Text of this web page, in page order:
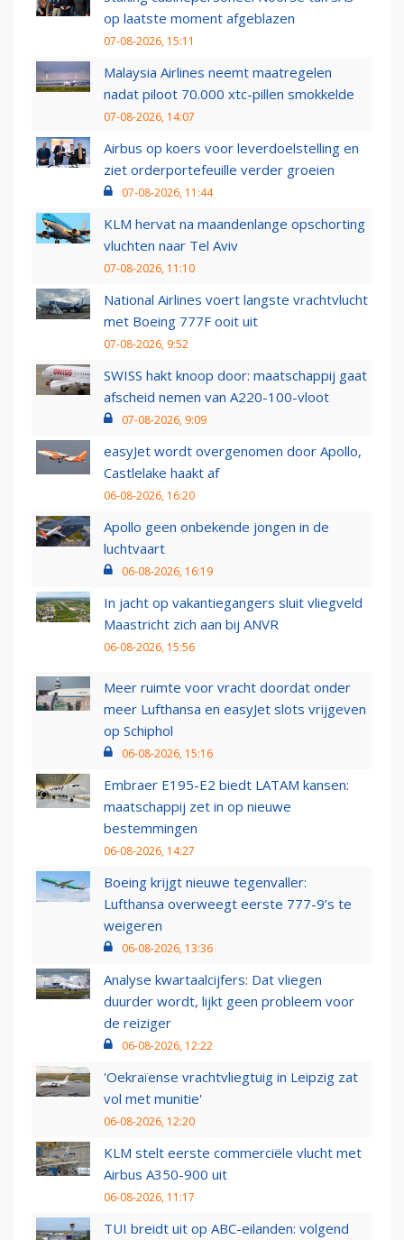
op laatste moment afgeblazen
07-08-2026, 15:11
Malaysia Airlines neemt maatregelen
nadat piloot 70.000 xtc-pillen smokkelde
07-08-2026, 14:07
Airbus op koers voor leverdoelstelling en
ziet orderportefeuille verder groeien
07-08-2026, 11:44
KLM hervat na maandenlange opschorting
vluchten naar Tel Aviv
07-08-2026, 11:10
National Airlines voert langste vrachtvlucht
met Boeing 777F ooit uit
07-08-2026, 9:52
SWISS hakt knoop door: maatschappij gaat
afscheid nemen van A220-100-vloot
07-08-2026, 9:09
easyJet wordt overgenomen door Apollo,
Castlelake haakt af
06-08-2026, 16:20
Apollo geen onbekende jongen in de
luchtvaart
06-08-2026, 16:19
In jacht op vakantiegangers sluit vliegveld
Maastricht zich aan bij ANVR
06-08-2026, 15:56
Meer ruimte voor vracht doordat onder
meer Lufthansa en easyJet slots vrijgeven
op Schiphol
06-08-2026, 15:16
Embraer E195-E2 biedt LATAM kansen:
maatschappij zet in op nieuwe
bestemmingen
06-08-2026, 14:27
Boeing krijgt nieuwe tegenvaller:
Lufthansa overweegt eerste 777-9’s te
weigeren
06-08-2026, 13:36
Analyse kwartaalcijfers: Dat vliegen
duurder wordt, lijkt geen probleem voor
de reiziger
06-08-2026, 12:22
'Oekraïense vrachtvliegtuig in Leipzig zat
vol met munitie'
06-08-2026, 12:20
KLM stelt eerste commerciële vlucht met
Airbus A350-900 uit
06-08-2026, 11:17
TUI breidt uit op ABC-eilanden: volgend